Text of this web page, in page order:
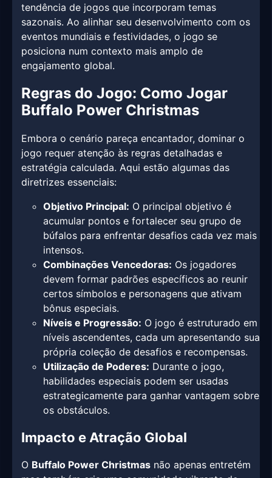
tendência de jogos que incorporam temas
sazonais. Ao alinhar seu desenvolvimento com os
eventos mundiais e festividades, o jogo se
posiciona num contexto mais amplo de
engajamento global.
Regras do Jogo: Como Jogar
Buffalo Power Christmas
Embora o cenário pareça encantador, dominar o
jogo requer atenção às regras detalhadas e
estratégia calculada. Aqui estão algumas das
diretrizes essenciais:
Objetivo Principal: O principal objetivo é
acumular pontos e fortalecer seu grupo de
búfalos para enfrentar desafios cada vez mais
intensos.
Combinações Vencedoras: Os jogadores
devem formar padrões específicos ao reunir
certos símbolos e personagens que ativam
bônus especiais.
Níveis e Progressão: O jogo é estruturado em
níveis ascendentes, cada um apresentando sua
própria coleção de desafios e recompensas.
Utilização de Poderes: Durante o jogo,
habilidades especiais podem ser usadas
estrategicamente para ganhar vantagem sobre
os obstáculos.
Impacto e Atração Global
O Buffalo Power Christmas não apenas entretém